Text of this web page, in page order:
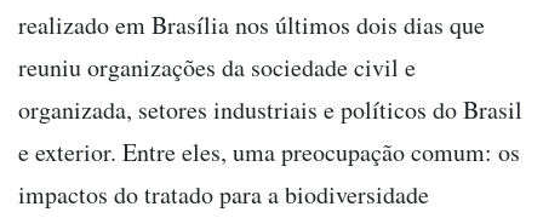
realizado em Brasília nos últimos dois dias que
reuniu organizações da sociedade civil e
organizada, setores industriais e políticos do Brasil
e exterior. Entre eles, uma preocupação comum: os
impactos do tratado para a biodiversidade